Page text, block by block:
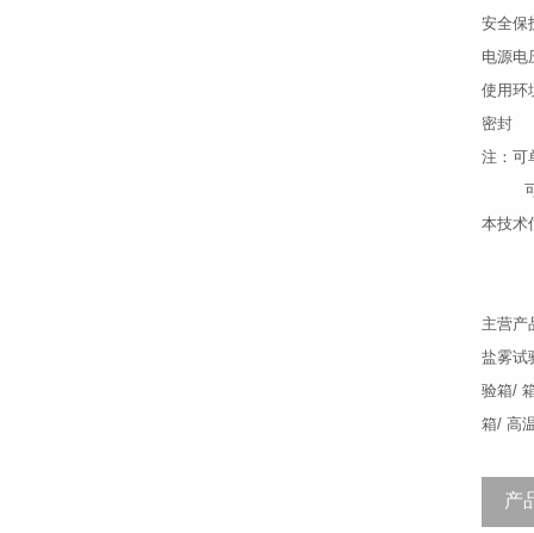
安全保
电源电
使用环
密封
注：可
可根
本技术
主营产
盐雾试
验箱/
箱/ 高
产